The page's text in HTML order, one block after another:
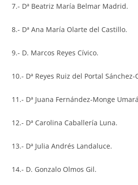
7.- Dª Beatriz María Belmar Madrid.
8.- Dª Ana María Olarte del Castillo.
9.- D. Marcos Reyes Cívico.
10.- Dª Reyes Ruiz del Portal Sánchez-
11.- Dª Juana Fernández-Monge
12.- Dª Carolina Caballería Luna.
13.- Dª Julia Andrés Landaluce.
14.- D. Gonzalo Olmos Gil.